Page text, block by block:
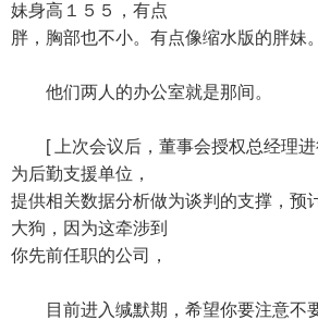
妹身高１５５，有点
胖，胸部也不小。有点像缩水版的胖妹。
他们两人的办公室就是那间。
[ 上次会议后，董事会授权总经理进
为后勤支援单位，
提供相关数据分析做为谈判的支撑，预
大狗，因为这牵涉到
你先前任职的公司，
目前进入缄默期，希望你要注意不